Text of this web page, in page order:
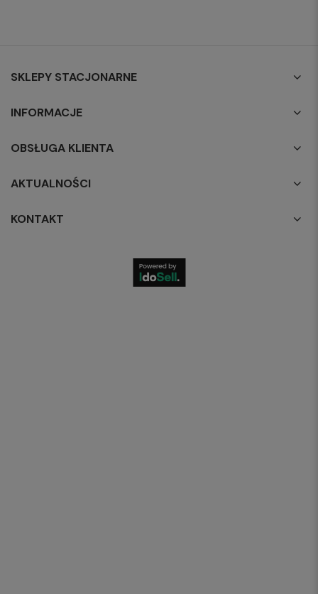
SKLEPY STACJONARNE
INFORMACJE
OBSŁUGA KLIENTA
AKTUALNOŚCI
KONTAKT